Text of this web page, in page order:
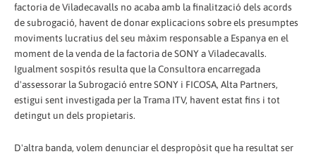
factoria de Viladecavalls no acaba amb la finalització dels acords
de subrogació, havent de donar explicacions sobre els presumptes
moviments lucratius del seu màxim responsable a Espanya en el
moment de la venda de la factoria de SONY a Viladecavalls.
Igualment sospitós resulta que la Consultora encarregada
d'assessorar la Subrogació entre SONY i FICOSA, Alta Partners,
estigui sent investigada per la Trama ITV, havent estat fins i tot
detingut un dels propietaris.
D'altra banda, volem denunciar el despropòsit que ha resultat ser